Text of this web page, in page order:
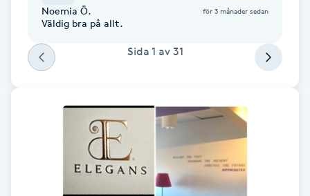
Hollywood Peel
Hot Stone Massage
Hot yoga
Huduppstramning
Noemia Ö. för 3 månader sedan
Väldig bra på allt.
Sida 1 av 31